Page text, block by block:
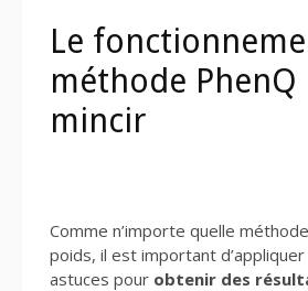
Le
méthode
mincir
Comme n’importe quelle
poids, il est important
astuces pour obtenir des